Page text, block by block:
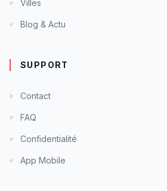
Villes
Blog & Actu
SUPPORT
Contact
FAQ
Confidentialité
App Mobile